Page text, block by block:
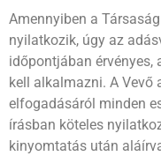
Amennyiben a
nyilatkozik, úgy az
időpontjában
kell alkalmazni. A Vevő
elfogadásáról minden
írásban köteles
kinyomtatás után